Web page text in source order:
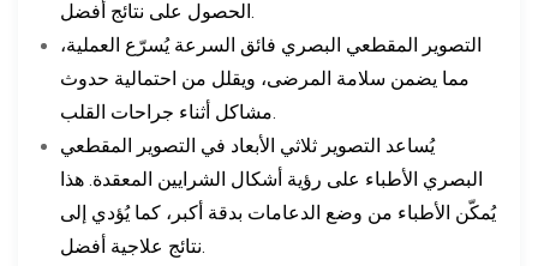
التصوير المقطعي البصري فائق السرعة يُسرّع العملية،
مما يضمن سلامة المرضى، ويقلل من احتمالية حدوث
يُساعد التصوير ثلاثي الأبعاد في التصوير المقطعي
البصري الأطباء على رؤية أشكال الشرايين المعقدة. هذا
يُمكّن الأطباء من وضع الدعامات بدقة أكبر، كما يُؤدي إلى